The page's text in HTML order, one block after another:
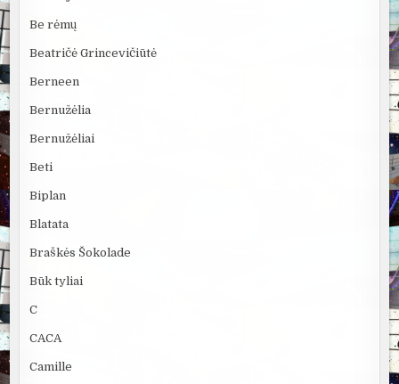
Be rėmų
Beatričė Grincevičiūtė
Berneen
Bernužėlia
Bernužėliai
Beti
Biplan
Blatata
Braškės Šokolade
Būk tyliai
C
CACA
Camille